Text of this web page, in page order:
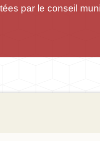
par le conseil